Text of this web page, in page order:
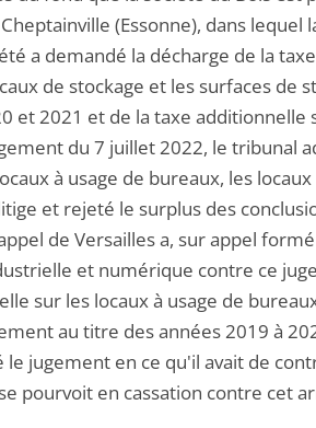
(Essonne), dans lequel
a demandé la décharge de la
de stockage et les surfaces de
et 2021 et de la taxe additionnelle
du 7 juillet 2022, le tribunal
à usage de bureaux, les
et rejeté le surplus des
de Versailles a, sur appel
et numérique contre ce
sur les locaux à usage de
au titre des années 2019 à
jugement en ce qu'il avait de
pourvoit en cassation contre cet